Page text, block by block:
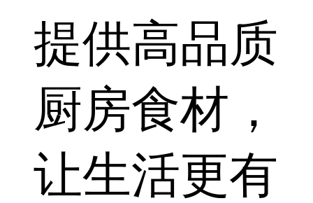
提供高品质
厨房食材，
让生活更有